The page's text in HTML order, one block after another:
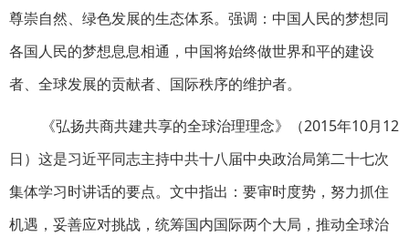
尊崇自然、绿色发展的生态体系。强调：中国人民的梦想同
各国人民的梦想息息相通，中国将始终做世界和平的建设
者、全球发展的贡献者、国际秩序的维护者。
《弘扬共商共建共享的全球治理理念》（2015年10月12
日）这是习近平同志主持中共十八届中央政治局第二十七次
集体学习时讲话的要点。文中指出：要审时度势，努力抓住
机遇，妥善应对挑战，统筹国内国际两个大局，推动全球治